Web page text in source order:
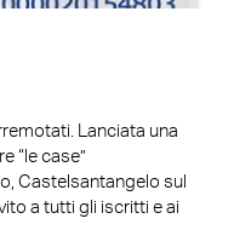
Lanciata una
“le case”
Castelsantangelo sul
a tutti gli iscritti e ai